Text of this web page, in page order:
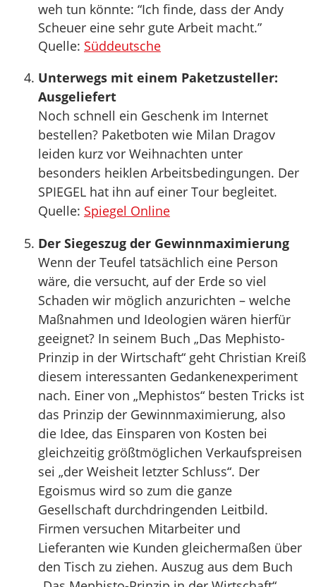
weh tun könnte: “Ich finde, dass der Andy
Scheuer eine sehr gute Arbeit macht.”
Quelle: Süddeutsche
Unterwegs mit einem Paketzusteller:
Ausgeliefert
Noch schnell ein Geschenk im Internet
bestellen? Paketboten wie Milan Dragov
leiden kurz vor Weihnachten unter
besonders heiklen Arbeitsbedingungen. Der
SPIEGEL hat ihn auf einer Tour begleitet.
Quelle: Spiegel Online
Der Siegeszug der Gewinnmaximierung
Wenn der Teufel tatsächlich eine Person
wäre, die versucht, auf der Erde so viel
Schaden wir möglich anzurichten – welche
Maßnahmen und Ideologien wären hierfür
geeignet? In seinem Buch „Das Mephisto-
Prinzip in der Wirtschaft“ geht Christian Kreiß
diesem interessanten Gedankenexperiment
nach. Einer von „Mephistos“ besten Tricks ist
das Prinzip der Gewinnmaximierung, also
die Idee, das Einsparen von Kosten bei
gleichzeitig größtmöglichen Verkaufspreisen
sei „der Weisheit letzter Schluss“. Der
Egoismus wird so zum die ganze
Gesellschaft durchdringenden Leitbild.
Firmen versuchen Mitarbeiter und
Lieferanten wie Kunden gleichermaßen über
den Tisch zu ziehen. Auszug aus dem Buch